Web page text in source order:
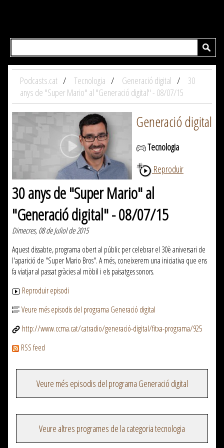
Podcasts.cat Tecnologia Generació digital
30
anys de "Super Mario" al "Generació digital" - 08/07/15
Generació digital
Tecnologia
Reproduir
30 anys de "Super Mario" al
"Generació digital" - 08/07/15
Dimecres, 08 de Juliol de 2015
Aquest dissabte, programa obert al públic per celebrar el 30è aniversari de
l'aparició de "Super Mario Bros". A més, coneixerem una iniciativa que ens
fa viatjar al passat gràcies al mòbil i els paisatges sonors.
Reproduir episodi
Veure més episodis del programa Generació digital
http://www.ccma.cat/catradio/generació-digital/fitxa-programa/925
RSS feed
Veure més episodis del programa Generació digital
Veure altres programes de la categoria tecnologia